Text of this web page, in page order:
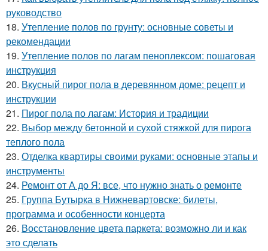
руководство
18. Утепление полов по грунту: основные советы и
рекомендации
19. Утепление полов по лагам пеноплексом: пошаговая
инструкция
20. Вкусный пирог пола в деревянном доме: рецепт и
инструкции
21. Пирог пола по лагам: История и традиции
22. Выбор между бетонной и сухой стяжкой для пирога
теплого пола
23. Отделка квартиры своими руками: основные этапы и
инструменты
24. Ремонт от А до Я: все, что нужно знать о ремонте
25. Группа Бутырка в Нижневартовске: билеты,
программа и особенности концерта
26. Восстановление цвета паркета: возможно ли и как
это сделать